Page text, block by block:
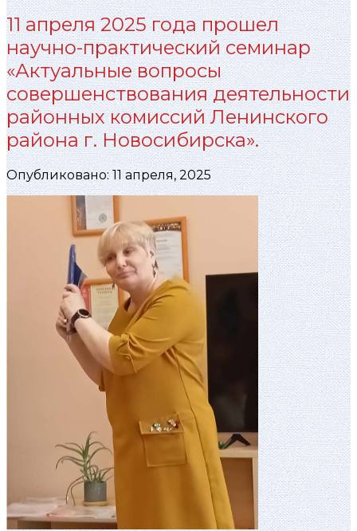
11 апреля 2025 года прошел
научно-практический семинар
«Актуальные вопросы
совершенствования деятельности
районных комиссий Ленинского
района г. Новосибирска».
Опубликовано: 11 апреля, 2025